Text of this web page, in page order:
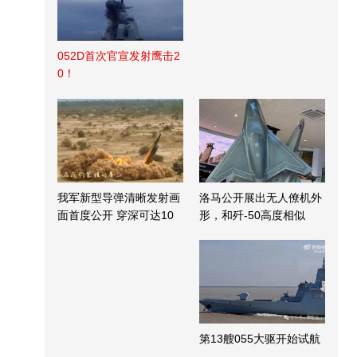
052D首次官宣发射鹰击2
0！
我军新型导弹清晰发射画
面首度公开 穿深可达10
洛马公开展出无人僚机外
形，和歼-50高度相似
第13艘055大驱开始试航